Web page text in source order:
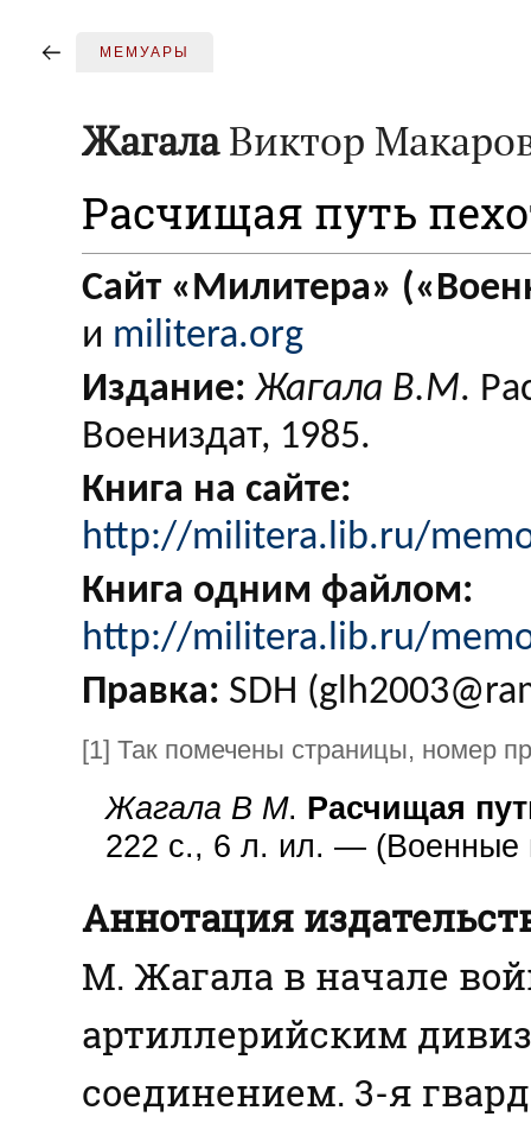
МЕМУАРЫ
ЖагалаВиктор
Расчищая путь
Сайт «Милитера»
и militera.org
Издание: Жагала В.М.
Воениздат, 1985.
Книга на сайте:
http://militera.lib.ru/
Книга одним файлом:
http://militera.lib.ru/
Правка: SDH
[1] Так помечены страницы, номер
Жагала В М. Расчищая
222 с., 6 л. ил. —
Аннотация
М. Жагала в начале
артиллерийским
соединением. 3-я